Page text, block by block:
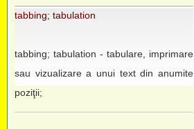
tabbing; tabulation
tabbing; tabulation - tabulare, imprimare
sau vizualizare a unui text din anumite
poziţii;